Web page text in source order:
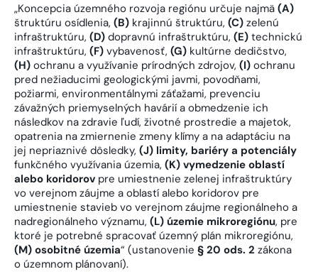
„Koncepcia územného rozvoja regiónu určuje najmä (A)
štruktúru osídlenia, (B) krajinnú štruktúru, (C) zelenú
infraštruktúru, (D) dopravnú infraštruktúru, (E) technickú
infraštruktúru, (F) vybavenosť, (G) kultúrne dedičstvo,
(H) ochranu a využívanie prírodných zdrojov, (I) ochranu
pred nežiaducimi geologickými javmi, povodňami,
požiarmi, environmentálnymi záťažami, prevenciu
závažných priemyselných havárií a obmedzenie ich
následkov na zdravie ľudí, životné prostredie a majetok,
opatrenia na zmiernenie zmeny klímy a na adaptáciu na
jej nepriaznivé dôsledky, (J) limity, bariéry a potenciály
funkčného využívania územia, (K) vymedzenie oblastí
alebo koridorov pre umiestnenie zelenej infraštruktúry
vo verejnom záujme a oblastí alebo koridorov pre
umiestnenie stavieb vo verejnom záujme regionálneho a
nadregionálneho významu, (L) územie mikroregiónu, pre
ktoré je potrebné spracovať územný plán mikroregiónu,
(M) osobitné územia“ (ustanovenie § 20 ods. 2 zákona
o územnom plánovaní).